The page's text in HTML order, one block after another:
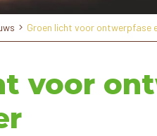
Groen licht voor ontwerpfase
voor